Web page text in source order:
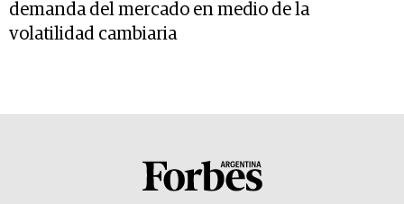
demanda del mercado en medio de la
volatilidad cambiaria